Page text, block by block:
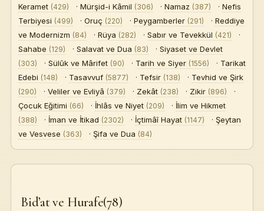
Rüya içinde gösterilen Âl-i İmrân Suresi’ni bir ay
Kesim câiz
23. Karabaş-i Velî Tekkesi Sohbeti — Bid’at
Keramet (429) · Mürşid-i Kâmil (306) · Namaz (387) · Nefis
Terbiyesi (499) · Oruç (220) · Peygamberler (291) · Reddiye
ve Modernizm (84) · Rüya (282) · Sabır ve Tevekkül (421)
·
Sahabe (129) · Salavat ve Dua (83) · Siyaset ve Devlet
(303) · Sülûk ve Mârifet (90) · Tarih ve Siyer (1556) · Tarikat
Edebi (148) · Tasavvuf (5877) · Tefsir (138) · Tevhid ve Şirk
(290) · Veliler ve Evliyâ (379) · Zekât (238) · Zikir (896)
·
Çocuk Eğitimi (66) · İhlâs ve Niyet (209) · İlim ve Hikmet
(388) · İman ve İtikad (2302) · İçtimâî Hayat (1147) · Şeytan
ve Vesvese (363) · Şifa ve Dua (84)
Bid’at ve Hurafe(78)